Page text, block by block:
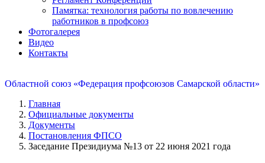
Памятка: технология работы по вовлечению
работников в профсоюз
Фотогалерея
Видео
Контакты
Областной союз «Федерация профсоюзов Самарской области»
Главная
Официальные документы
Документы
Постановления ФПСО
Заседание Президиума №13 от 22 июня 2021 года